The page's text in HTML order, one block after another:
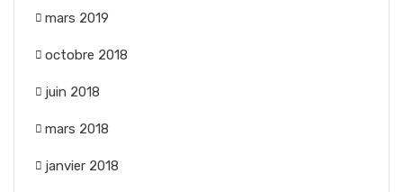
mars 2019
octobre 2018
juin 2018
mars 2018
janvier 2018